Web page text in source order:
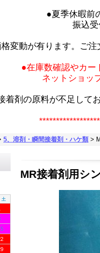
●夏季休暇前
振込受
変動が有ります。ご
●在庫数確認やカー
ネットショッ
着剤の原料が不足して
5、溶剤・瞬間接着剤・ハケ類 >
土
MR接着剤用シ